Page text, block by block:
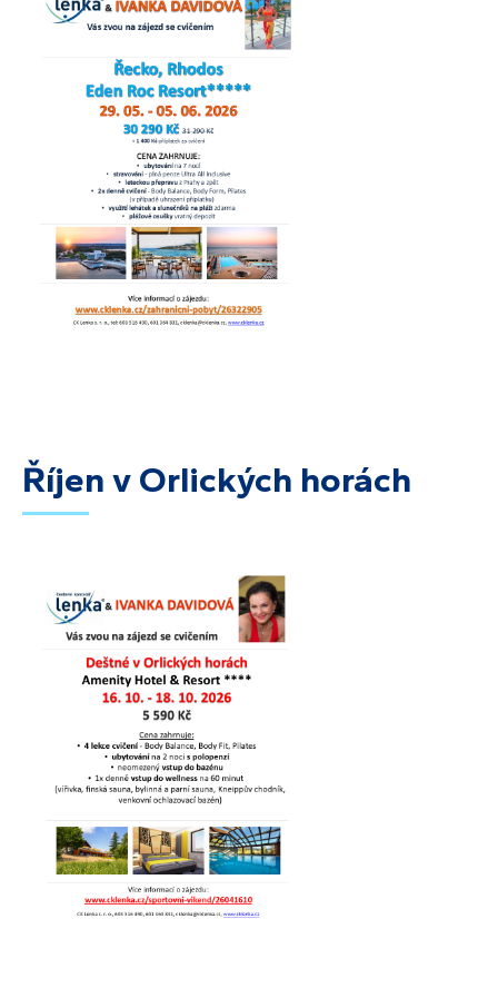
Říjen v Orlických horách